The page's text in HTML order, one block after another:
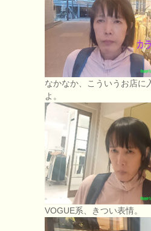
なかなか、こういうお店に
よ。
VOGUE系、きつい表情。